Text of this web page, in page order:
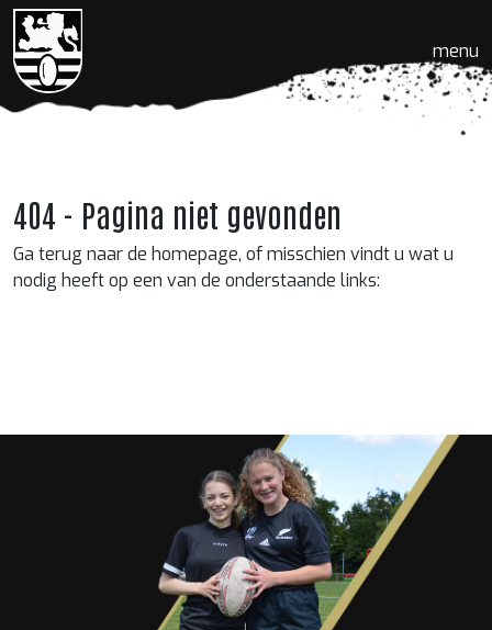
menu
404 - Pagina niet gevonden
Ga terug naar de homepage, of misschien vindt u wat u
nodig heeft op een van de onderstaande links: